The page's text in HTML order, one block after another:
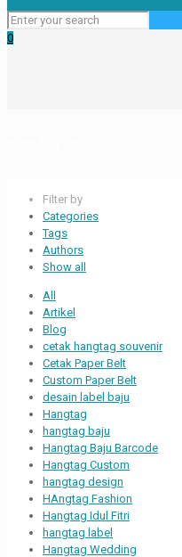
0
Filter by
Categories
Tags
Authors
Show all
All
Artikel
Blog
cetak hangtag souvenir
Cetak Paper Belt
Custom Paper Belt
desain label baju
Hangtag
hangtag baju
Hangtag Baju Barcode
Hangtag Custom
hangtag design
HAngtag Fashion
Hangtag Idul Fitri
hangtag label
Hangtag Wedding